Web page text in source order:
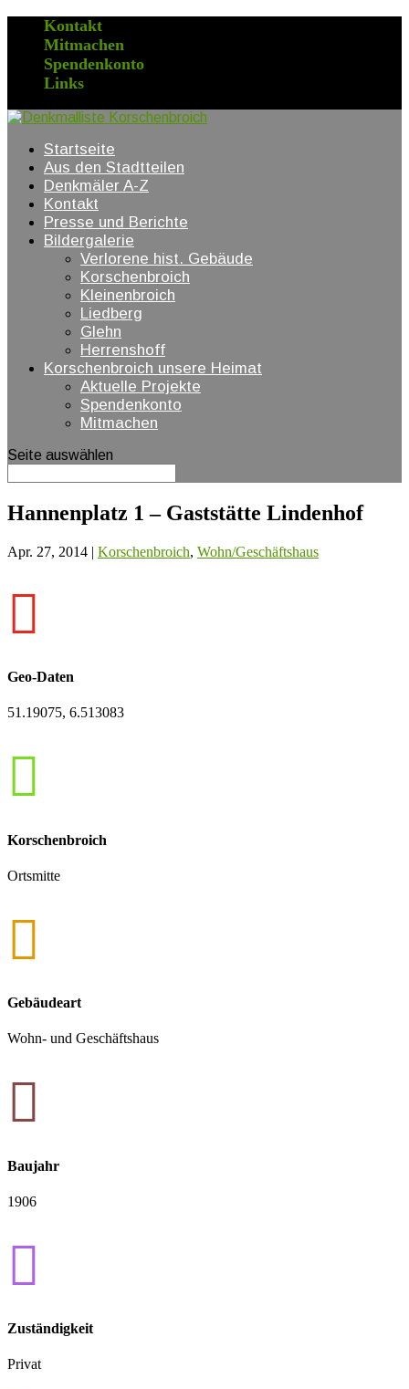
Kontakt
Mitmachen
Spendenkonto
Links
Startseite
Aus den Stadtteilen
Denkmäler A-Z
Kontakt
Presse und Berichte
Bildergalerie
Verlorene hist. Gebäude
Korschenbroich
Kleinenbroich
Liedberg
Glehn
Herrenshoff
Korschenbroich unsere Heimat
Aktuelle Projekte
Spendenkonto
Mitmachen
Seite auswählen
Hannenplatz 1 – Gaststätte Lindenhof
Apr. 27, 2014 | Korschenbroich, Wohn/Geschäftshaus

Geo-Daten
51.19075, 6.513083

Korschenbroich
Ortsmitte

Gebäudeart
Wohn- und Geschäftshaus

Baujahr
1906

Zuständigkeit
Privat